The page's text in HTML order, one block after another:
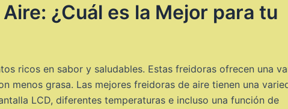
¿Cuál es la Mejor para tu
ricos en sabor y saludables. Estas freidoras ofrecen una
menos grasa. Las mejores freidoras de aire tienen una
LCD, diferentes temperaturas e incluso una función de